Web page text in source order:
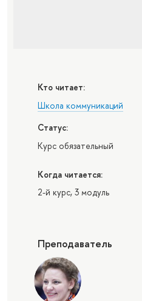
Кто читает:
Школа коммуникаций
Статус:
Курс обязательный
Когда читается:
2-й курс, 3 модуль
Преподаватель